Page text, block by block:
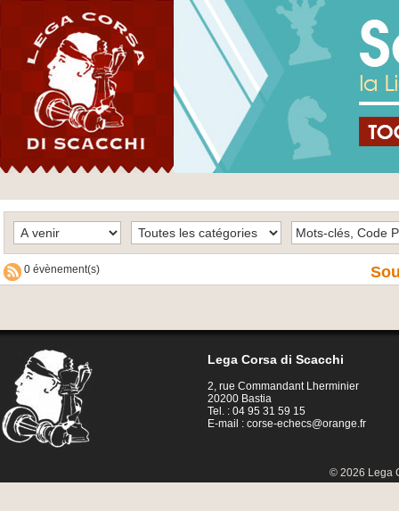
0 évènement(s)
Lega Corsa di Scacchi
2, rue Commandant Lherminier
20200 Bastia
Tel. : 04 95 31 59 15
E-mail :corse-echecs@orange.fr
© 2026 Lega